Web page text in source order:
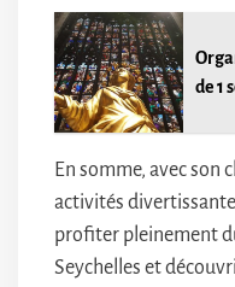
de 1
En somme, avec
activités
profiter pleinement
Seychelles et